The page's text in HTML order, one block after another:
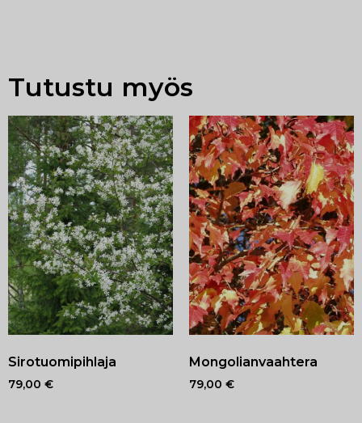
Tutustu myös
Sirotuomipihlaja
79,00 €
Mongolianvaahtera
79,00 €